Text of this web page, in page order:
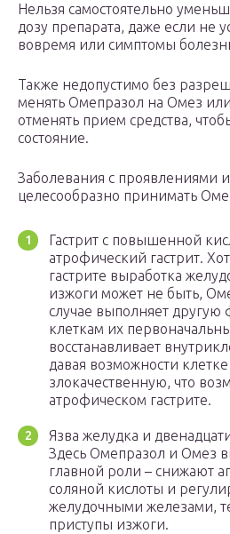
Нельзя самостоятельно
дозу препарата, даже если не
вовремя или симптомы
Также недопустимо без
менять Омепразол на Омез
отменять прием средства,
состояние.
Заболевания с проявлениями
целесообразно принимать
Гастрит с повышенной
атрофический гастрит.
гастрите выработка
изжоги может не быть,
случае выполняет
клеткам их
восстанавливает
давая возможности
злокачественную, что
атрофическом гастрите.
Язва желудка и
Здесь Омепразол и Омез
главной роли – снижают
соляной кислоты и
желудочными железами,
приступы изжоги.